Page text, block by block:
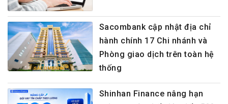
Sacombank cập nhật địa chỉ
hành chính 17 Chi nhánh và
Phòng giao dịch trên toàn hệ
thống
Shinhan Finance nâng hạn